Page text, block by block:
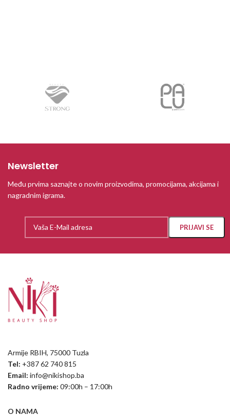
Newsletter
Među prvima saznajte o novim proizvodima, promocijama, akcijama i
nagradnim igrama.
Armije RBIH, 75000 Tuzla
Tel: +387 62 740 815
Email: info@nikishop.ba
Radno vrijeme: 09:00h – 17:00h
O NAMA